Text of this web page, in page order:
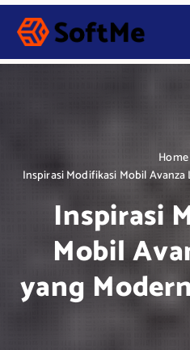
S
p
Home
Inspirasi Modifikasi Mobil
Inspirasi
Mobil
yang